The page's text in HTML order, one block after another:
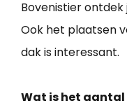
Bovenistier ontdek
Ook het plaatsen
dak is interessant.
Wat is het